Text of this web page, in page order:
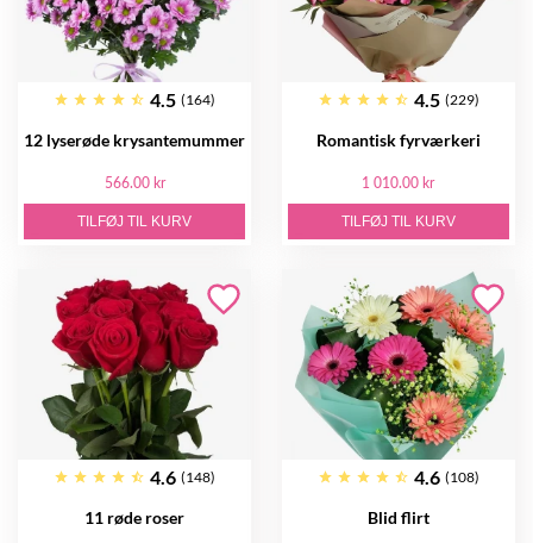
4.5 (164)
12 lyserøde krysantemummer
566.00 kr
TILFØJ TIL KURV
4.5 (229)
Romantisk fyrværkeri
1 010.00 kr
TILFØJ TIL KURV
4.6 (148)
11 røde roser
4.6 (108)
Blid flirt